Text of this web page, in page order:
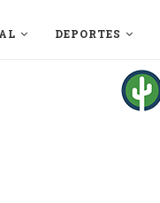
DEPORTES